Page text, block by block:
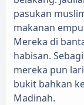
pasukan
makanan
Mereka di
habisan.
mereka pun
bukit bahkan
Madinah.